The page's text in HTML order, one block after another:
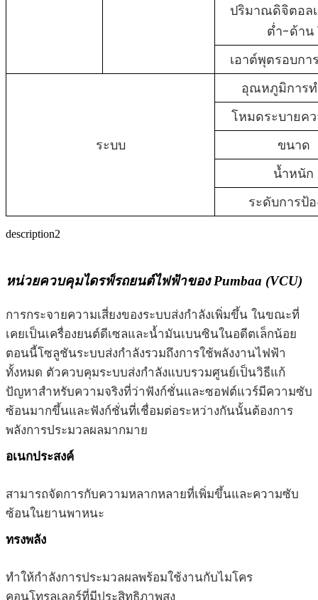
ปริมาณดิจิตอล
ต่ำ-ด้าน
เอาต์พุตรอบกา
ระบบ
อุณหภูมิการท
โหมดระบายค
ขนาด
น้ำหนัก
ระดับการป้
description2
หน่วยควบคุมไดรฟ์รถยนต์ไฟฟ้าของ Pumbaa (VCU)
การกระจายความเสี่ยงของระบบส่งกำลังเพิ่มขึ้น ในขณะที่
เคยเป็นเครื่องยนต์ดีเซลและน้ำมันเบนซินในอดีตเล็กน้อย
ตอนนี้โซลูชันระบบส่งกำลังรวมถึงการใช้พลังงานไฟฟ้า
ทั้งหมด ตัวควบคุมระบบส่งกำลังแบบรวมศูนย์เป็นวิธีแก้
ปัญหาสำหรับความจริงที่ว่าฟังก์ชั่นและซอฟต์แวร์มีความซับ
ซ้อนมากขึ้นและฟังก์ชั่นที่เชื่อมต่อระหว่างกันนั้นต้องการ
พลังการประมวลผลมากมาย
อเนกประสงค์
สามารถจัดการกับความหลากหลายที่เพิ่มขึ้นและความซับ
ซ้อนในยานพาหนะ
ทรงพลัง
ทำให้กำลังการประมวลผลพร้อมใช้งานกับไมโคร
คอนโทรลเลอร์ที่มีประสิทธิภาพสูง